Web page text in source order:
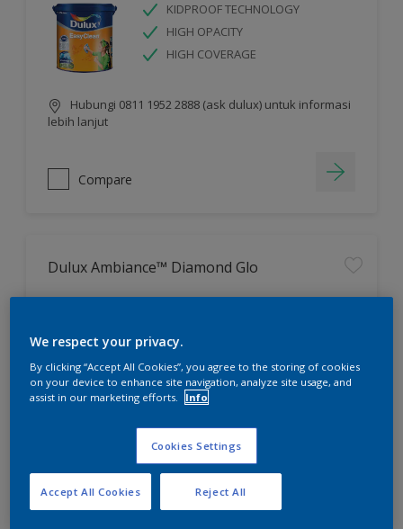
KIDPROOF TECHNOLOGY
HIGH OPACITY
HIGH COVERAGE
Hubungi 0811 1952 2888 (ask dulux) untuk informasi
lebih lanjut
Compare
Dulux Ambiance™ Diamond Glo
HIGH COVERAGE
Hubungi 0811 1952 2888 (ask dulux) untuk informasi
Compare
We respect your privacy.
By clicking “Accept All Cookies”, you agree to the storing of cookies
on your device to enhance site navigation, analyze site usage, and
assist in our marketing efforts.
Info
Cookies Settings
Reject All
Accept All Cookies